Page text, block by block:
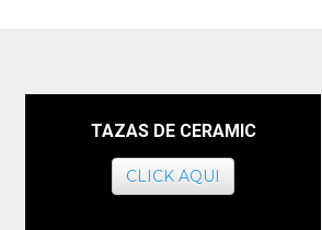
TAZAS DE CERAMIC
CLICK AQUI